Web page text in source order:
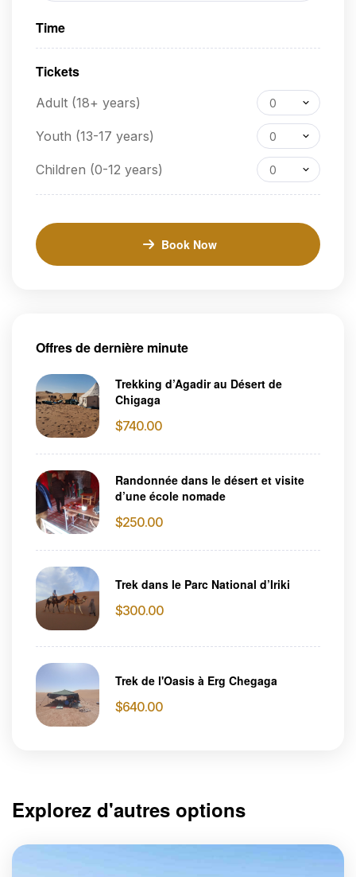
Time
Tickets
Adult (18+ years) 0
Youth (13-17 years) 0
Children (0-12 years) 0
Book Now
Offres de dernière minute
Trekking d’Agadir au Désert de
Chigaga
$740.00
Randonnée dans le désert et visite
d’une école nomade
$250.00
Trek dans le Parc National d’Iriki
$300.00
Trek de l'Oasis à Erg Chegaga
$640.00
Explorez d'autres options